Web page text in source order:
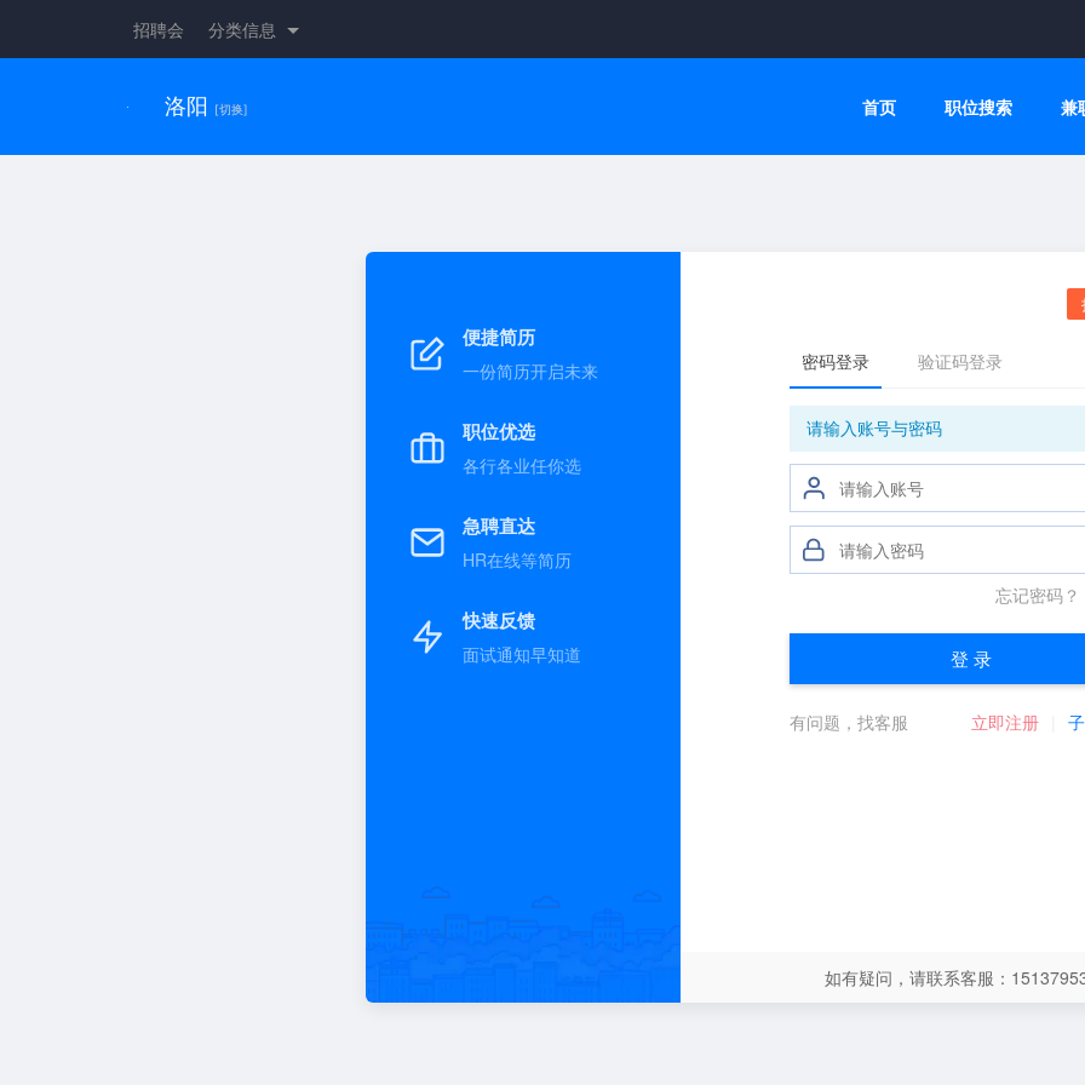
招聘会 分类信息
洛阳 [切换] 首页 职位搜索 兼
便捷简历
一份简历开启未来
职位优选
各行各业任你选
急聘直达
HR在线等简历
快速反馈
面试通知早知道
如有疑问，请联系客服：